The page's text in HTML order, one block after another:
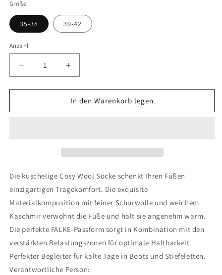
Größe
35-38 39-42
Anzahl
Verringere
die
Menge
FALKE
Erhöhe
die
Menge
für
FALKE
In den Warenkorb legen
Die kuschelige Cosy Wool Socke schenkt Ihren Füßen
einzigartigen Tragekomfort. Die exquisite
Materialkomposition mit feiner Schurwolle und weichem
Kaschmir verwöhnt die Füße und hält sie angenehm warm.
Die perfekte FALKE-Passform sorgt in Kombination mit den
verstärkten Belastungszonen für optimale Haltbarkeit.
Perfekter Begleiter für kalte Tage in Boots und Stiefeletten.
Verantwortliche Person: